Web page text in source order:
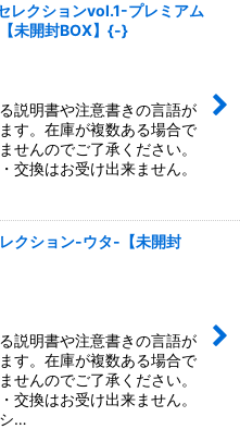
レクションvol.1-プレミアム
未開封BOX】{-}
説明書や注意書きの言語が
す。在庫が複数ある場合で
せんのでご了承ください。
交換はお受け出来ません。
クション-ウタ-【未開封
説明書や注意書きの言語が
す。在庫が複数ある場合で
せんのでご了承ください。
交換はお受け出来ません。
…